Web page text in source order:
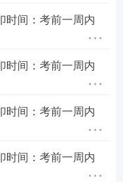
为自愿弃考，将
印好准考证，并
印是什么样子？
效果如图所示，
名称、考场名
地址等
。请在
时间：考前一周内
时间：考前一周内
时间：考前一周内
时间：考前一周内